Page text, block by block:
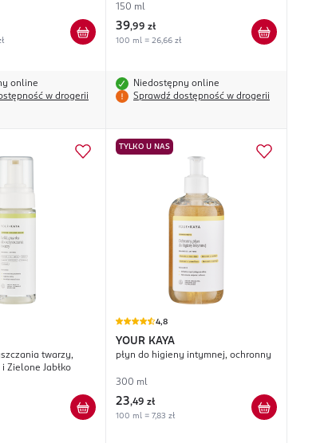
online
w drogerii
150 ml
39,99 zł
100 ml = 26,66 zł
Niedostępny online
Sprawdź dostępność w drogerii
twarzy,
Zielone Jabłko
TYLKO U NAS
4,8
YOUR KAYA
płyn do higieny intymnej, ochronny
300 ml
23,49 zł
100 ml = 7,83 zł